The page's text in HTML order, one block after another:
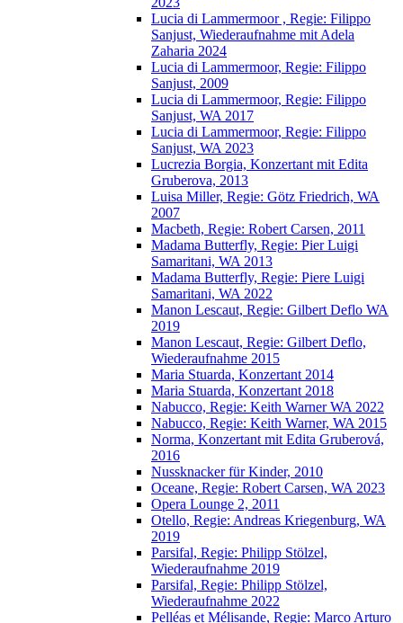
Lucia di Lammermoor , Regie: Filippo
Sanjust, Wiederaufnahme mit Adela
Zaharia 2024
Lucia di Lammermoor, Regie: Filippo
Sanjust, 2009
Lucia di Lammermoor, Regie: Filippo
Sanjust, WA 2017
Lucia di Lammermoor, Regie: Filippo
Sanjust, WA 2023
Lucrezia Borgia, Konzertant mit Edita
Gruberova, 2013
Luisa Miller, Regie: Götz Friedrich, WA
2007
Macbeth, Regie: Robert Carsen, 2011
Madama Butterfly, Regie: Pier Luigi
Samaritani, WA 2013
Madama Butterfly, Regie: Piere Luigi
Samaritani, WA 2022
Manon Lescaut, Regie: Gilbert Deflo WA
2019
Manon Lescaut, Regie: Gilbert Deflo,
Wiederaufnahme 2015
Maria Stuarda, Konzertant 2014
Maria Stuarda, Konzertant 2018
Nabucco, Regie: Keith Warner WA 2022
Nabucco, Regie: Keith Warner, WA 2015
Norma, Konzertant mit Edita Gruberová,
2016
Nussknacker für Kinder, 2010
Oceane, Regie: Robert Carsen, WA 2023
Opera Lounge 2, 2011
Otello, Regie: Andreas Kriegenburg, WA
2019
Parsifal, Regie: Philipp Stölzel,
Wiederaufnahme 2019
Parsifal, Regie: Philipp Stölzel,
Wiederaufnahme 2022
Pelléas et Mélisande, Regie: Marco Arturo